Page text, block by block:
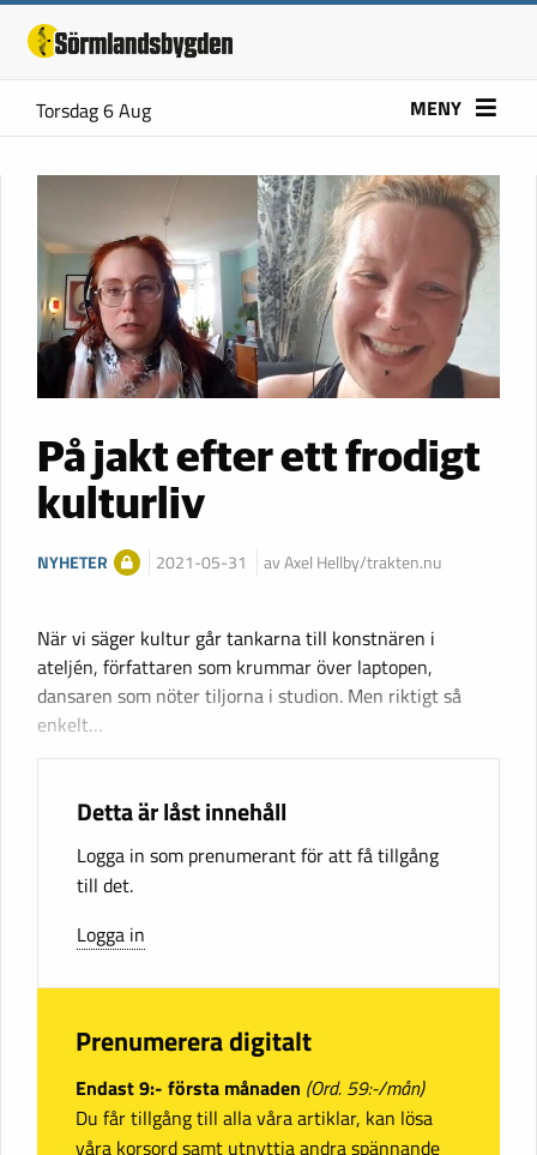
Torsdag 6 Aug MENY
På jakt efter ett frodigt
kulturliv
NYHETER 2021-05-31 av Axel Hellby/trakten.nu
När vi säger kultur går tankarna till konstnären i
ateljén, författaren som krummar över laptopen,
dansaren som nöter tiljorna i studion. Men riktigt så
enkelt…
Detta är låst innehåll
Logga in som prenumerant för att få tillgång
till det.
Logga in
Prenumerera digitalt
Endast 9:- första månaden (Ord. 59:-/mån)
Du får tillgång till alla våra artiklar, kan lösa
våra korsord samt utnyttja andra spännande